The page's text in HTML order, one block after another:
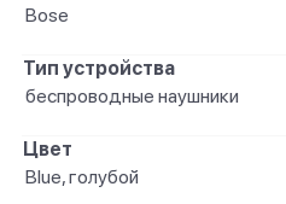
Bose
Тип устройства
беспроводные наушники
Цвет
Blue, голубой